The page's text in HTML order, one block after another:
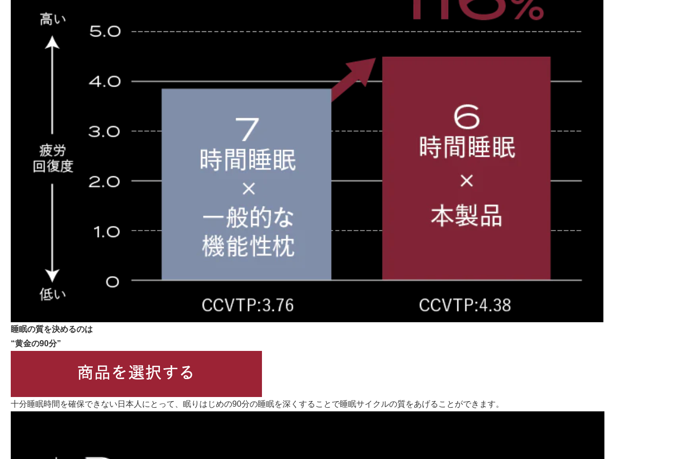
睡眠の質を決めるのは
“黄金の90分”
十分睡眠時間を確保できない日本人にとって、眠りはじめの90分の睡眠を深くすることで睡眠サイクルの質をあげることができます。